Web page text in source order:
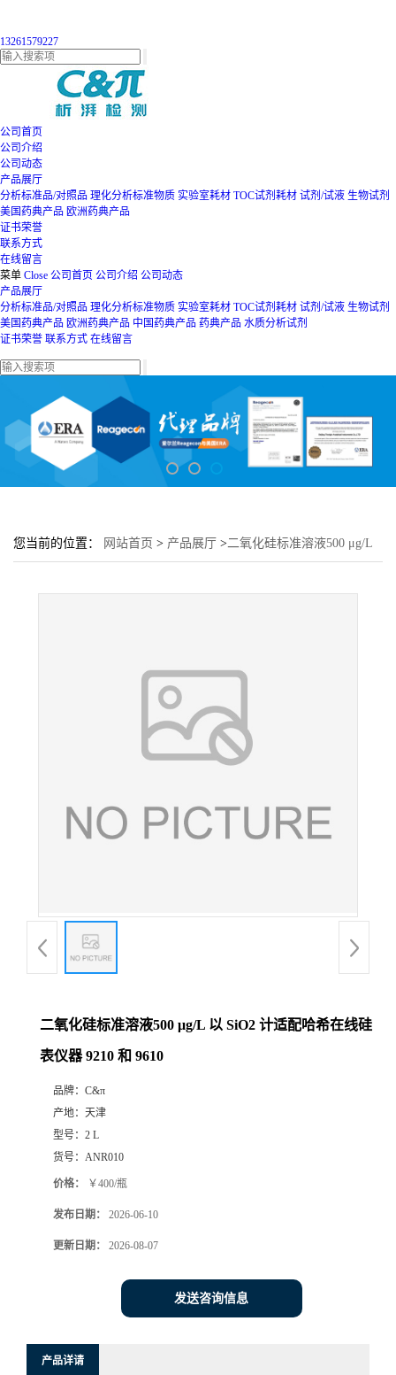
13261579227
公司首页
公司介绍
公司动态
产品展厅
分析标准品/对照品 理化分析标准物质 实验室耗材 TOC试剂耗材 试剂/试液 生物试剂
美国药典产品 欧洲药典产品
证书荣誉
联系方式
在线留言
菜单 Close 公司首页 公司介绍 公司动态
产品展厅
分析标准品/对照品 理化分析标准物质 实验室耗材 TOC试剂耗材 试剂/试液 生物试剂
美国药典产品 欧洲药典产品 中国药典产品 药典产品 水质分析试剂
证书荣誉 联系方式 在线留言
您当前的位置： 网站首页 > 产品展厅 >二氧化硅标准溶液500 μg/L
二氧化硅标准溶液500 μg/L 以 SiO2 计适配哈希在线硅
表仪器 9210 和 9610
品牌： C&π
产地： 天津
型号： 2 L
货号： ANR010
价格： ￥400/瓶
发布日期： 2026-06-10
更新日期： 2026-08-07
发送咨询信息
产品详请